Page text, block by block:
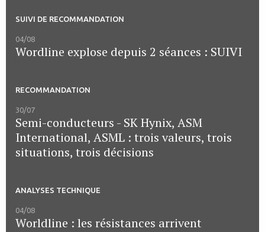
SUIVI DE RECOMMANDATION
04/08
Wordline explose depuis 2 séances : SUIVI
RECOMMANDATION
30/07
Semi-conducteurs - SK Hynix, ASM
International, ASML : trois valeurs, trois
situations, trois décisions
ANALYSES TECHNIQUE
04/08
Worldline : les résistances arrivent